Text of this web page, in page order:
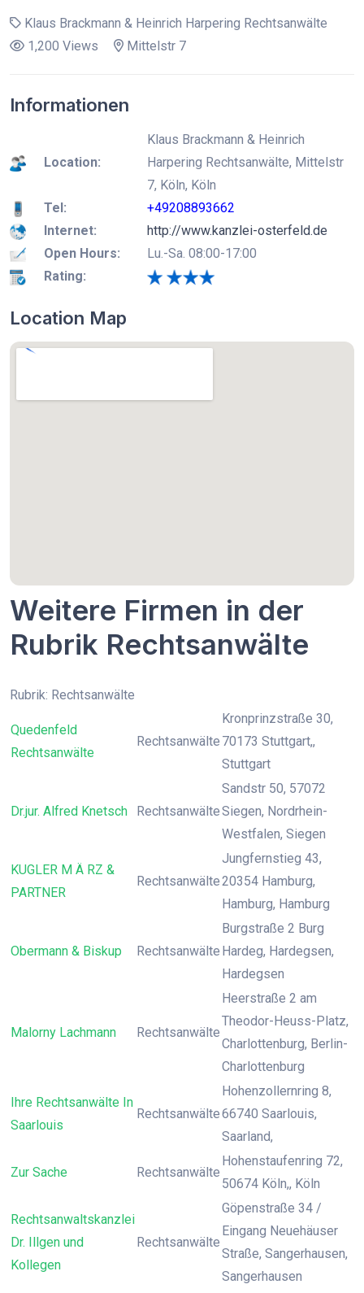
Klaus Brackmann & Heinrich Harpering Rechtsanwälte
1,200 Views
Mittelstr 7
Informationen
Location:
Klaus Brackmann & Heinrich
Harpering Rechtsanwälte, Mittelstr
7, Köln, Köln
Tel:
+49208893662
Internet:
http://www.kanzlei-osterfeld.de
Open Hours:
Lu.-Sa. 08:00-17:00
Rating:
Location Map
Weitere Firmen in der
Rubrik Rechtsanwälte
Rubrik: Rechtsanwälte
Quedenfeld
Rechtsanwälte
Rechtsanwälte
Kronprinzstraße 30,
70173 Stuttgart,,
Stuttgart
Dr.jur. Alfred Knetsch Rechtsanwälte
Sandstr 50, 57072
Siegen, Nordrhein-
Westfalen, Siegen
KUGLER M Ä RZ &
PARTNER
Rechtsanwälte
Jungfernstieg 43,
20354 Hamburg,
Hamburg, Hamburg
Obermann & Biskup Rechtsanwälte
Burgstraße 2 Burg
Hardeg, Hardegsen,
Hardegsen
Malorny Lachmann Rechtsanwälte
Heerstraße 2 am
Theodor-Heuss-Platz,
Charlottenburg, Berlin-
Charlottenburg
Ihre Rechtsanwälte In
Saarlouis
Rechtsanwälte
Hohenzollernring 8,
66740 Saarlouis,
Saarland,
Zur Sache Rechtsanwälte
Hohenstaufenring 72,
50674 Köln,, Köln
Rechtsanwaltskanzlei
Dr. Illgen und
Kollegen
Rechtsanwälte
Göpenstraße 34 /
Eingang Neuehäuser
Straße, Sangerhausen,
Sangerhausen